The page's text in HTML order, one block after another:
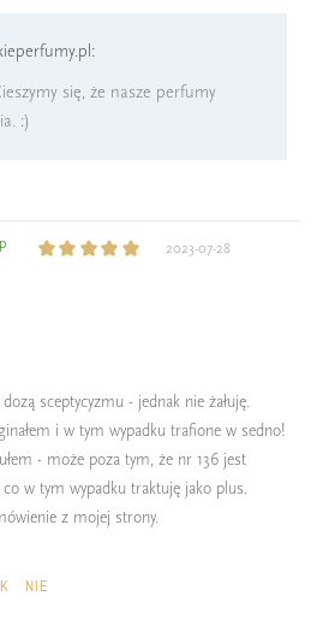
się, że nasze perfumy
:)
2023-07-28
sceptycyzmu - jednak nie żałuję.
i w tym wypadku trafione w sedno!
- może poza tym, że nr 136 jest
w tym wypadku traktuję jako plus.
z mojej strony.
NIE